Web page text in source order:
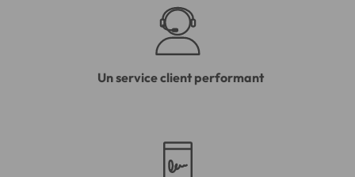
Un service client performant